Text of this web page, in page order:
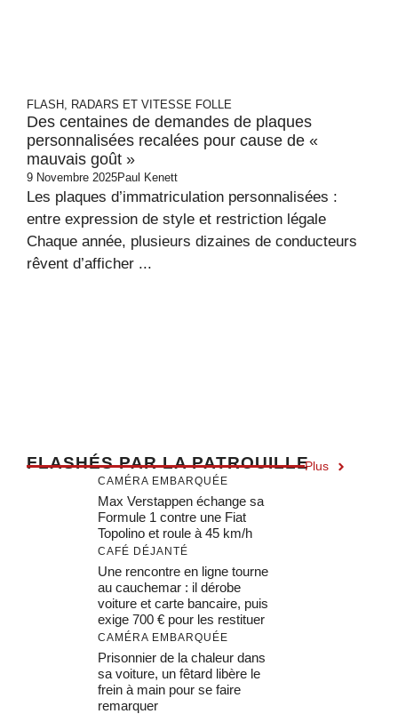
FLASH, RADARS ET VITESSE FOLLE
Des centaines de demandes de plaques
personnalisées recalées pour cause de «
mauvais goût »
9 Novembre 2025Paul Kenett
Les plaques d’immatriculation personnalisées :
entre expression de style et restriction légale
Chaque année, plusieurs dizaines de conducteurs
rêvent d’afficher ...
FLASHÉS PAR LA PATROUILLEPlus
CAMÉRA EMBARQUÉE
Max Verstappen échange sa
Formule 1 contre une Fiat
Topolino et roule à 45 km/h
CAFÉ DÉJANTÉ
Une rencontre en ligne tourne
au cauchemar : il dérobe
voiture et carte bancaire, puis
exige 700 € pour les restituer
CAMÉRA EMBARQUÉE
Prisonnier de la chaleur dans
sa voiture, un fêtard libère le
frein à main pour se faire
remarquer